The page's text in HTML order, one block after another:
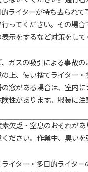
ライターが持ち去られて
ってください。その場
示をするなど対策をして
ガスの吸引による事故の
上、使い捨てライター
窓がある場合は、室内
性があります。服装に
欠乏・窒息のおそれがあ
ださい。作業中、臭い
イター・多目的ライタ